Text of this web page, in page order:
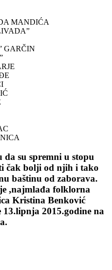
MANDIĆA
GARČIN
su spremni u stopu
čak bolji od njih i tako
baštinu od zaborava.
,najmlađa folklorna
Kristina Benković
13.lipnja 2015.godine na